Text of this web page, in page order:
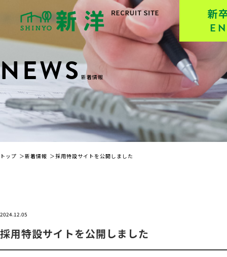
新
NEWS新着情報
トップ 新着情報 採用特設サイトを公開しました
2024.12.05
採用特設サイトを公開しました